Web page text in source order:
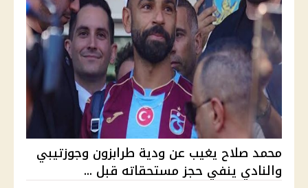
محمد صلاح يغيب عن ودية طرابزون وجوزتيبي
والنادي ينفي حجز مستحقاته قبل ...